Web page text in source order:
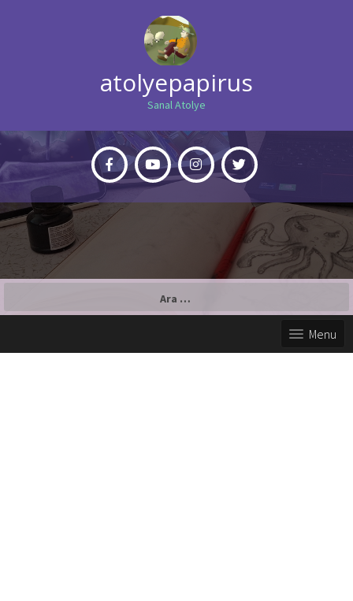
atolyepapirus
Sanal Atolye
Menu